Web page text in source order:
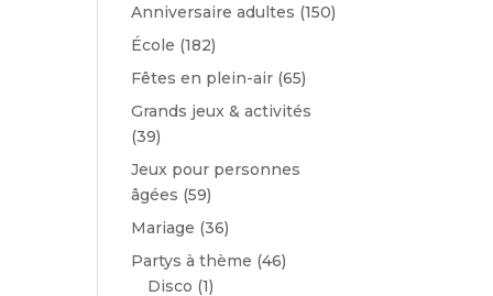
Anniversaire adultes (150)
École (182)
Fêtes en plein-air (65)
Grands jeux & activités
(39)
Jeux pour personnes
âgées (59)
Mariage (36)
Partys à thème (46)
Disco (1)